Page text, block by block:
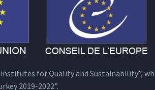
for Quality and Sustainability”,
2019-2022”.